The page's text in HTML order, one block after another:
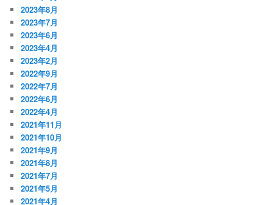
2023年8月
2023年7月
2023年6月
2023年4月
2023年2月
2022年9月
2022年7月
2022年6月
2022年4月
2021年11月
2021年10月
2021年9月
2021年8月
2021年7月
2021年5月
2021年4月